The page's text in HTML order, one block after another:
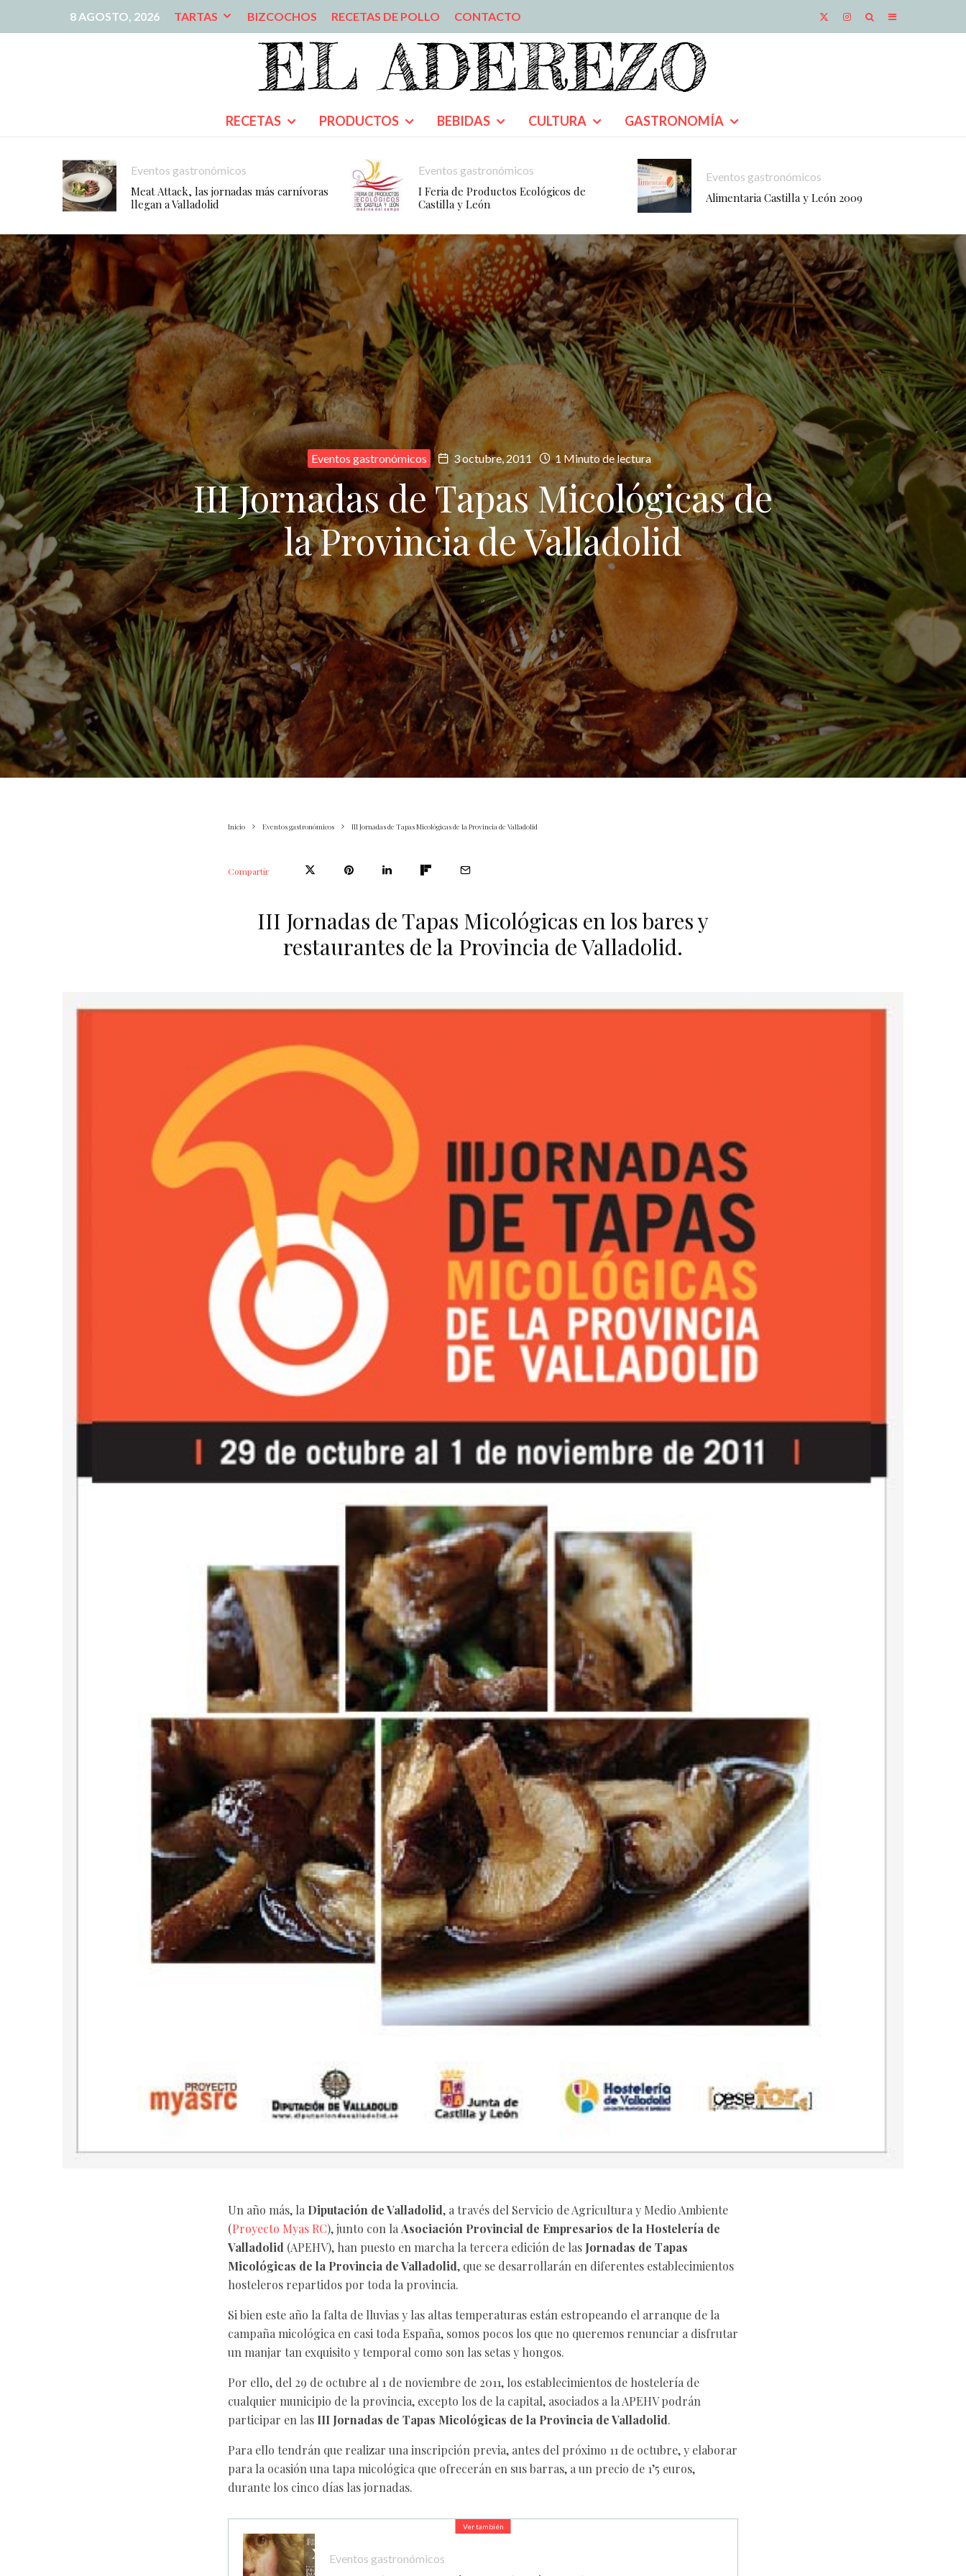
8 AGOSTO, 2026 TARTAS BIZCOCHOS RECETAS DE POLLO CONTACTO
RECETAS PRODUCTOS BEBIDAS CULTURA GASTRONOMÍA
Eventos gastronómicos
Meat Attack, las jornadas más carnívoras
llegan a Valladolid
Eventos gastronómicos
I Feria de Productos Ecológicos de
Castilla y León
Eventos gastronómicos
Alimentaria Castilla y León 2009
Eventos gastronómicos 3 octubre, 2011 1 Minuto de lectura
III Jornadas de Tapas Micológicas de
la Provincia de Valladolid
Inicio Eventos gastronómicos III Jornadas de Tapas Micológicas de la Provincia de Valladolid
Compartir
III Jornadas de Tapas Micológicas en los bares y
restaurantes de la Provincia de Valladolid.
Un año más, la Diputación de Valladolid, a través del Servicio de Agricultura y Medio Ambiente
(Proyecto Myas RC), junto con la Asociación Provincial de Empresarios de la Hostelería de
Valladolid (APEHV), han puesto en marcha la tercera edición de las Jornadas de Tapas
Micológicas de la Provincia de Valladolid, que se desarrollarán en diferentes establecimientos
hosteleros repartidos por toda la provincia.
Si bien este año la falta de lluvias y las altas temperaturas están estropeando el arranque de la
campaña micológica en casi toda España, somos pocos los que no queremos renunciar a disfrutar
un manjar tan exquisito y temporal como son las setas y hongos.
Por ello, del 29 de octubre al 1 de noviembre de 2011, los establecimientos de hostelería de
cualquier municipio de la provincia, excepto los de la capital, asociados a la APEHV podrán
participar en las III Jornadas de Tapas Micológicas de la Provincia de Valladolid.
Para ello tendrán que realizar una inscripción previa, antes del próximo 11 de octubre, y elaborar
para la ocasión una tapa micológica que ofrecerán en sus barras, a un precio de 1’5 euros,
durante los cinco días las jornadas.
Ver también
Eventos gastronómicos